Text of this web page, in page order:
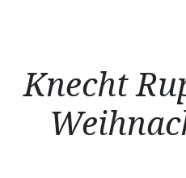
Knecht